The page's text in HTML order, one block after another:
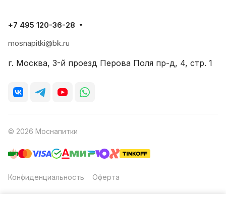
+7 495 120-36-28
mosnapitki@bk.ru
г. Москва, 3-й проезд Перова Поля пр-д, 4, стр. 1
© 2026 Моснапитки
Конфиденциальность Оферта